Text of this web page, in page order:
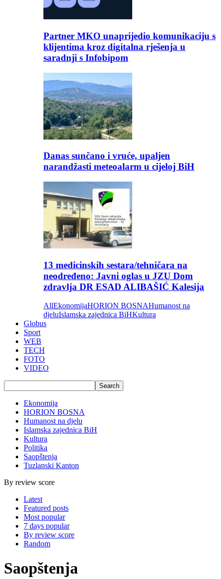
Partner MKO unaprijedio komunikaciju s
klijentima kroz digitalna rješenja u
saradnji s Infobipom
Danas sunčano i vruće, upaljen
narandžasti meteoalarm u cijeloj BiH
13 medicinskih sestara/tehničara na
neodređeno: Javni oglas u JZU Dom
zdravlja DR ESAD ALIBAŠIĆ Kalesija
AllEkonomijaHORION BOSNAHumanost na
djeluIslamska zajednica BiHKultura
Globus
Sport
WEB
TECH
FOTO
VIDEO
Ekonomija
HORION BOSNA
Humanost na djelu
Islamska zajednica BiH
Kultura
Politika
Saopštenja
Tuzlanski Kanton
By review score
Latest
Featured posts
Most popular
7 days popular
By review score
Random
Saopštenja